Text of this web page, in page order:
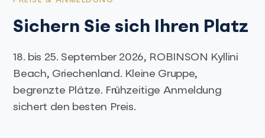
Sichern Sie sich Ihren Platz
18. bis 25. September 2026, ROBINSON Kyllini
Beach, Griechenland. Kleine Gruppe,
begrenzte Plätze. Frühzeitige Anmeldung
sichert den besten Preis.